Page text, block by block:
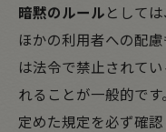
暗黙のルールとして
ほかの利用者への配
は法令で禁止されて
れることが一般的で
定めた規定を必ず確